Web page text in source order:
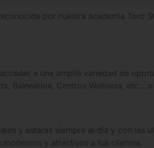
por nuestra academia Toro
a una amplia variedad de
Balnearios, Centros Wellness,
y estarás siempre al día y con las
y atractivos a tus clientes.